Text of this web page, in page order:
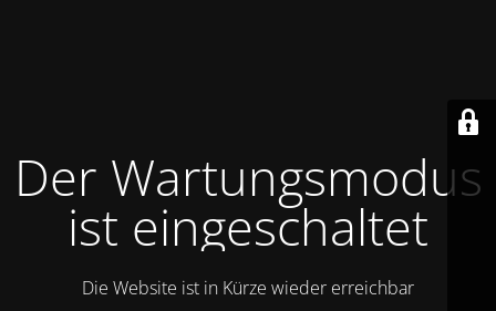
Der Wartungsmodus
ist eingeschaltet
Die Website ist in Kürze wieder erreichbar